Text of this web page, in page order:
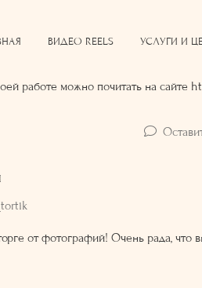
ВИДЕО REELS УСЛУГИ И
работе можно почитать на сайте
от фотографий! Очень рада, что